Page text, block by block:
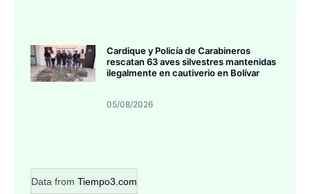
Cardique y Policía de Carabineros
rescatan 63 aves silvestres mantenidas
ilegalmente en cautiverio en Bolívar
05/08/2026
Data from Tiempo3.com